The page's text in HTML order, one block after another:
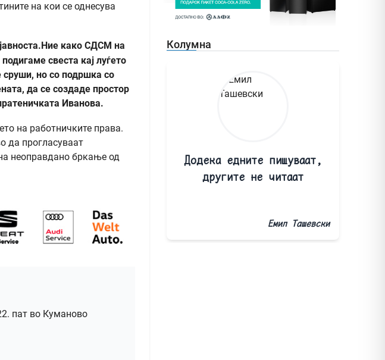
на кои се однесува
како СДСМ на
свеста кај луѓето
но со подршка со
да се создаде простор
Иванова.
на работничките права.
да прогласуваат
неоправдано бркање од
Колумна
Додека едните пишуваат,
другите не читаат
Емил Ташевски